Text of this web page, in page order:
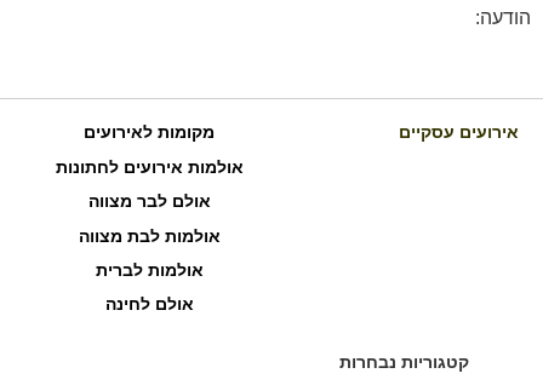
הודעה:
אירועים עסקיים
מקומות לאירועים
אולמות אירועים לחתונות
אולם לבר מצווה
אולמות לבת מצווה
אולמות לברית
אולם לחינה
קטגוריות נבחרות